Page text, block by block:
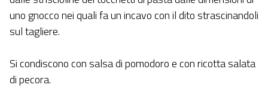
uno gnocco nei quali fa un incavo con il dito strascinandoli
sul tagliere.
Si condiscono con salsa di pomodoro e con ricotta salata
di pecora.